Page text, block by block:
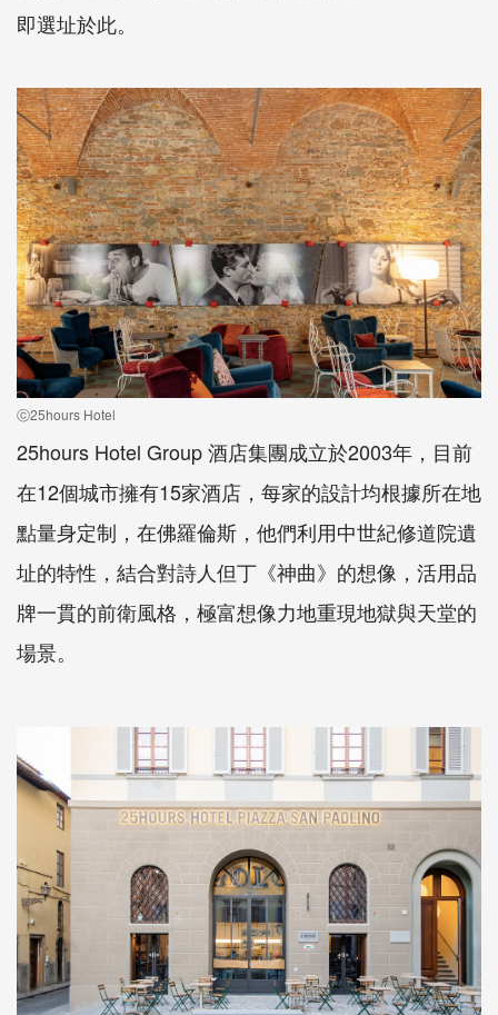
即選址於此。
ⓒ25hours Hotel
25hours Hotel Group 酒店集團成立於2003年，目前
在12個城市擁有15家酒店，每家的設計均根據所在地
點量身定制，在佛羅倫斯，他們利用中世紀修道院遺
址的特性，結合對詩人但丁《神曲》的想像，活用品
牌一貫的前衛風格，極富想像力地重現地獄與天堂的
場景。